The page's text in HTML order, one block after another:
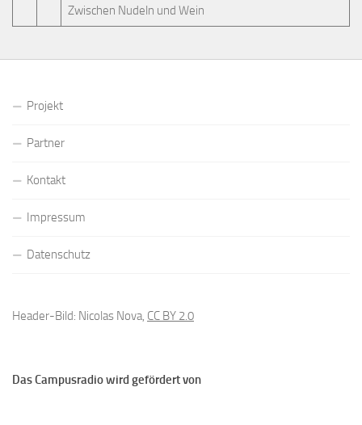
Zwischen Nudeln und Wein
Projekt
Partner
Kontakt
Impressum
Datenschutz
Header-Bild: Nicolas Nova, CC BY 2.0
Das Campusradio wird gefördert von